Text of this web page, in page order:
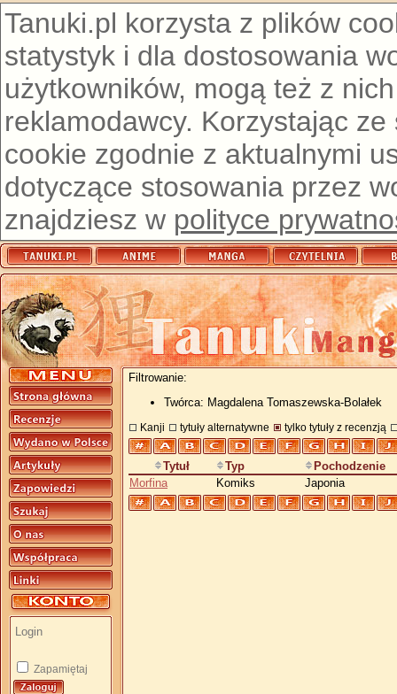
Tanuki.pl korzysta z plików
statystyk i dla dostosowania
użytkowników, mogą też z
reklamodawcy. Korzystając
cookie zgodnie z aktualnymi
dotyczące stosowania przez
znajdziesz w polityce
Zapamiętaj
Filtrowanie:
Twórca: Magdalena Tomaszewska-Bolałek
Kanji tytuły alternatywne tylko tytuły z recenzją
Tytuł Typ
Pochodzenie
Morfina
Komiks Japonia